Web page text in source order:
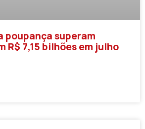
poupança superam
R$ 7,15 bilhões em julho